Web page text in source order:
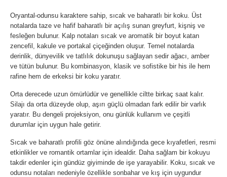
Oryantal-odunsu karaktere sahip, sıcak ve baharatlı bir koku. Üst
notalarda taze ve hafif baharatlı bir açılış sunan greyfurt, kişniş ve
fesleğen bulunur. Kalp notaları sıcak ve aromatik bir boyut katan
zencefil, kakule ve portakal çiçeğinden oluşur. Temel notalarda
derinlik, dünyevilik ve tatlılık dokunuşu sağlayan sedir ağacı, amber
ve tütün bulunur. Bu kombinasyon, klasik ve sofistike bir his ile hem
rafine hem de erkeksi bir koku yaratır.
Orta derecede uzun ömürlüdür ve genellikle ciltte birkaç saat kalır.
Silajı da orta düzeyde olup, aşırı güçlü olmadan fark edilir bir varlık
yaratır. Bu dengeli projeksiyon, onu günlük kullanım ve çeşitli
durumlar için uygun hale getirir.
Sıcak ve baharatlı profili göz önüne alındığında gece kıyafetleri, resmi
etkinlikler ve romantik ortamlar için idealdir. Daha sağlam bir kokuyu
takdir edenler için gündüz giyiminde de işe yarayabilir. Koku, sıcak ve
odunsu notaları nedeniyle özellikle sonbahar ve kış için uygundur